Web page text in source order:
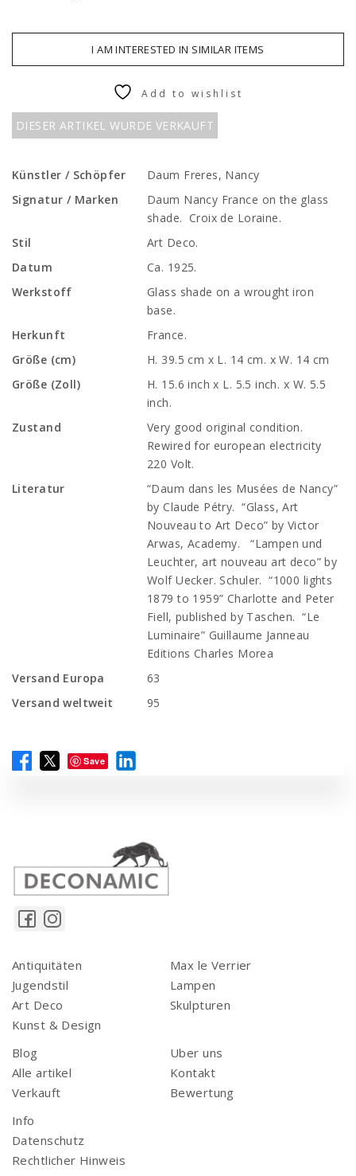
I AM INTERESTED IN SIMILAR ITEMS
DIESER ARTIKEL WURDE VERKAUFT
Add to wishlist
Künstler / Schöpfer
Daum Freres, Nancy
Signatur / Marken
Daum Nancy France on the glass
shade. Croix de Loraine.
Stil
Art Deco.
Datum
Ca. 1925.
Werkstoff
Glass shade on a wrought iron
base.
Herkunft
France.
Größe (cm)
H. 39.5 cm x L. 14 cm. x W. 14 cm
Größe (Zoll)
H. 15.6 inch x L. 5.5 inch. x W. 5.5
inch.
Zustand
Very good original condition.
Rewired for european electricity
220 Volt.
Literatur
“Daum dans les Musées de Nancy”
by Claude Pétry. “Glass, Art
Nouveau to Art Deco” by Victor
Arwas, Academy. “Lampen und
Leuchter, art nouveau art deco” by
Wolf Uecker. Schuler. “1000 lights
1879 to 1959” Charlotte and Peter
Fiell, published by Taschen. “Le
Luminaire” Guillaume Janneau
Editions Charles Morea
Versand Europa
63
Versand weltweit
95
Save
Antiquitäten
Jugendstil
Art Deco
Kunst & Design
Max le Verrier
Lampen
Skulpturen
Blog
Alle artikel
Verkauft
Uber uns
Kontakt
Bewertung
Info
Datenschutz
Rechtlicher Hinweis